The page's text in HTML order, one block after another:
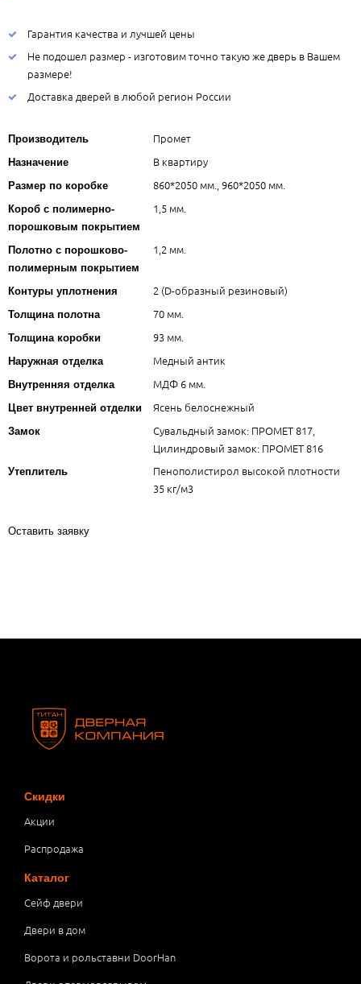
Гарантия качества и лучшей цены
Не подошел размер - изготовим точно такую же дверь в Вашем
размере!
Доставка дверей в любой регион России
Производитель Промет
Назначение В квартиру
Размер по коробке 860*2050 мм., 960*2050 мм.
Короб с полимерно-
порошковым покрытием
1,5 мм.
Полотно с порошково-
полимерным покрытием
1,2 мм.
Контуры уплотнения 2 (D-образный резиновый)
Толщина полотна 70 мм.
Толщина коробки 93 мм.
Наружная отделка Медный антик
Внутренняя отделка МДФ 6 мм.
Цвет внутренней отделки Ясень белоснежный
Замок
Сувальдный замок: ПРОМЕТ 817,
Цилиндровый замок: ПРОМЕТ 816
Утеплитель
Пенополистирол высокой плотности
35 кг/м3
Оставить заявку
Скидки
Акции
Распродажа
Каталог
Сейф двери
Двери в дом
Ворота и рольставни DoorHan